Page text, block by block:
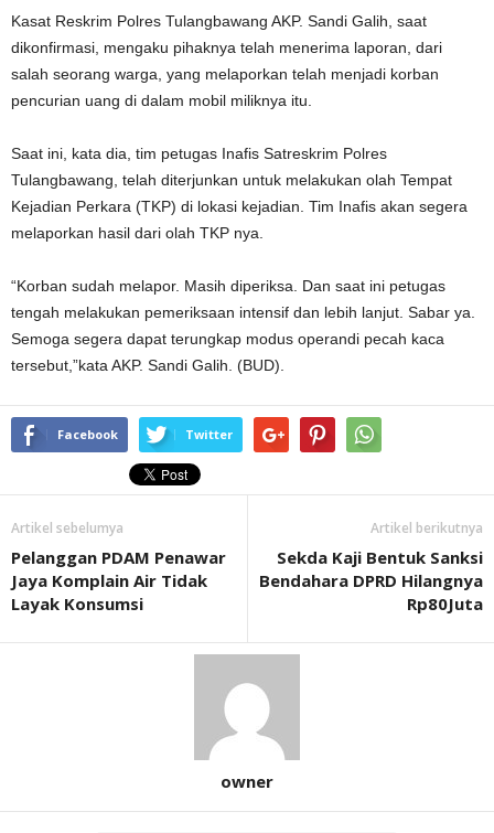
Kasat Reskrim Polres Tulangbawang AKP. Sandi Galih, saat
dikonfirmasi, mengaku pihaknya telah menerima laporan, dari
salah seorang warga, yang melaporkan telah menjadi korban
pencurian uang di dalam mobil miliknya itu.
Saat ini, kata dia, tim petugas Inafis Satreskrim Polres
Tulangbawang, telah diterjunkan untuk melakukan olah Tempat
Kejadian Perkara (TKP) di lokasi kejadian. Tim Inafis akan segera
melaporkan hasil dari olah TKP nya.
“Korban sudah melapor. Masih diperiksa. Dan saat ini petugas
tengah melakukan pemeriksaan intensif dan lebih lanjut. Sabar ya.
Semoga segera dapat terungkap modus operandi pecah kaca
tersebut,”kata AKP. Sandi Galih. (BUD).
Facebook Twitter
Artikel sebelumya
Pelanggan PDAM Penawar
Jaya Komplain Air Tidak
Layak Konsumsi
Artikel berikutnya
Sekda Kaji Bentuk Sanksi
Bendahara DPRD Hilangnya
Rp80Juta
owner